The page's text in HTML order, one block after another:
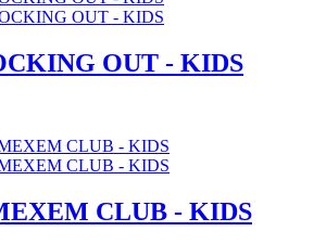
OUT - KIDS
CLUB - KIDS